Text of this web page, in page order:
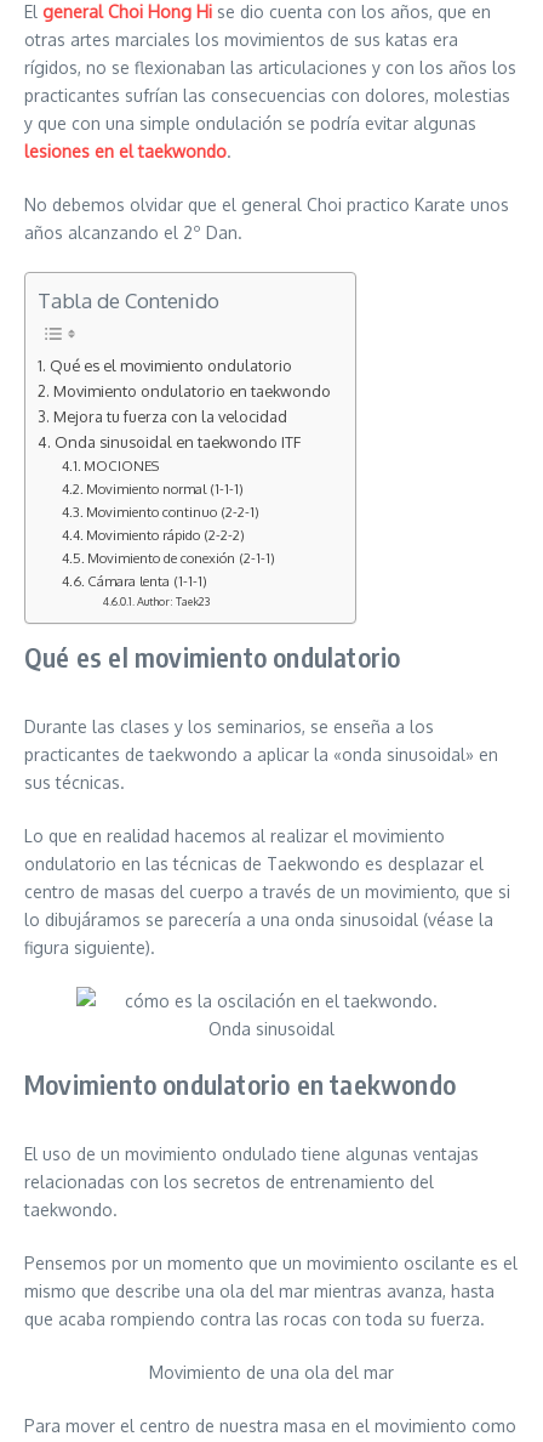
El general Choi Hong Hi se dio cuenta con los años, que en
otras artes marciales los movimientos de sus katas era
rígidos, no se flexionaban las articulaciones y con los años los
practicantes sufrían las consecuencias con dolores, molestias
y que con una simple ondulación se podría evitar algunas
lesiones en el taekwondo.
No debemos olvidar que el general Choi practico Karate unos
años alcanzando el 2º Dan.
Tabla de Contenido
Qué es el movimiento ondulatorio
Movimiento ondulatorio en taekwondo
Mejora tu fuerza con la velocidad
Onda sinusoidal en taekwondo ITF
MOCIONES
Movimiento normal (1-1-1)
Movimiento continuo (2-2-1)
Movimiento rápido (2-2-2)
Movimiento de conexión (2-1-1)
Cámara lenta (1-1-1)
Author: Taek23
Qué es el movimiento ondulatorio
Durante las clases y los seminarios, se enseña a los
practicantes de taekwondo a aplicar la «onda sinusoidal» en
sus técnicas.
Lo que en realidad hacemos al realizar el movimiento
ondulatorio en las técnicas de Taekwondo es desplazar el
centro de masas del cuerpo a través de un movimiento, que si
lo dibujáramos se parecería a una onda sinusoidal (véase la
figura siguiente).
Onda sinusoidal
Movimiento ondulatorio en taekwondo
El uso de un movimiento ondulado tiene algunas ventajas
relacionadas con los secretos de entrenamiento del
taekwondo.
Pensemos por un momento que un movimiento oscilante es el
mismo que describe una ola del mar mientras avanza, hasta
que acaba rompiendo contra las rocas con toda su fuerza.
Movimiento de una ola del mar
Para mover el centro de nuestra masa en el movimiento como